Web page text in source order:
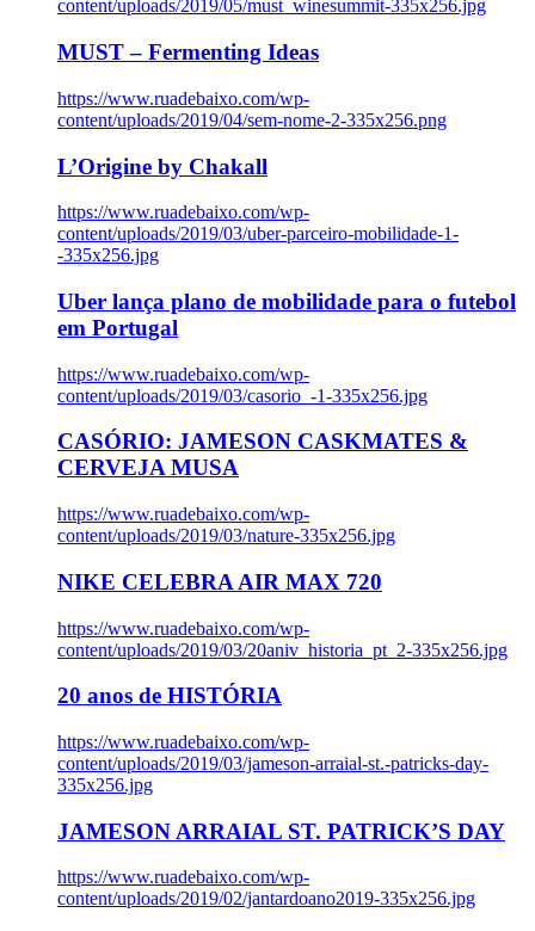
content/uploads/2019/05/must_winesummit-335x256.jpg
MUST – Fermenting Ideas
https://www.ruadebaixo.com/wp-
content/uploads/2019/04/sem-nome-2-335x256.png
L’Origine by Chakall
https://www.ruadebaixo.com/wp-
content/uploads/2019/03/uber-parceiro-mobilidade-1-
-335x256.jpg
Uber lança plano de mobilidade para o futebol
em Portugal
https://www.ruadebaixo.com/wp-
content/uploads/2019/03/casorio_-1-335x256.jpg
CASÓRIO: JAMESON CASKMATES &
CERVEJA MUSA
https://www.ruadebaixo.com/wp-
content/uploads/2019/03/nature-335x256.jpg
NIKE CELEBRA AIR MAX 720
https://www.ruadebaixo.com/wp-
content/uploads/2019/03/20aniv_historia_pt_2-335x256.jpg
20 anos de HISTÓRIA
https://www.ruadebaixo.com/wp-
content/uploads/2019/03/jameson-arraial-st.-patricks-day-
335x256.jpg
JAMESON ARRAIAL ST. PATRICK’S DAY
https://www.ruadebaixo.com/wp-
content/uploads/2019/02/jantardoano2019-335x256.jpg